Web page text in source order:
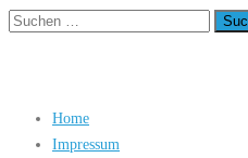
Suchen
Home
Impressum